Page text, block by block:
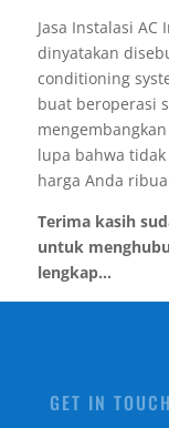
Jasa Instalasi
dinyatakan
conditioning
buat beroperasi
lupa bahwa
harga Anda
Terima kasih
untuk
lengkap...
GET IN TOUCH